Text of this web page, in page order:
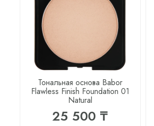
Тональная основа Babor
Flawless Finish Foundation 01
Natural
25 500 ₸